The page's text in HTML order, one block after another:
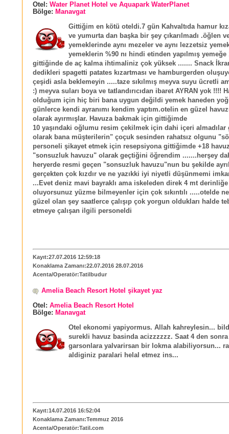
Otel: Water Planet Hotel ve Aquapark WaterPlanet
Bölge: Manavgat
Gittiğim en kötü oteldi.7 gün Kahvaltıda hamur
ve yumurta dan başka bir şey çıkarılmadı .öğlen
yemeklerinde aynı mezeler ve aynı lezzetsiz
yemeklerin %90 nı hindi etinden yapılmış yemeğe
gittiğinde de aç kalma ihtimaliniz çok yüksek ....... Snack
dedikleri spagetti patates kızartması ve hamburgerden
çeşidi asla beklemeyin .....taze sıkılmış meyva suyu ücretli
:) meyva suları boya ve tatlandırıcıdan ibaret AYRAN yok !!!!
olduğum için hiç biri bana uygun değildi yemek haneden
günlerce kendi ayranımı kendim yaptım.otelin en güzel
olarak ayırmışlar. Havuza bakmak için gittiğimde
10 yaşındaki oğlumu resim çekilmek için dahi içeri almadılar
olarak bana müşterilerin" çoçuk sesinden rahatsız olgunu
personeli şikayet etmek için resepsiyona gittiğimde +18
"sonsuzluk havuzu" olarak geçtiğini öğrendim .......herşey
heryerde resmi geçen "sonsuzluk havuzu"nun bu şekilde
gerçekten çok kızdır ve ne yazıkki iyi niyetli düşünmemi
...Evet deniz mavi bayraklı ama iskeleden direk 4 mt
oluyorsunuz yüzme bilmeyenler için çok sıkıntılı .....otelde
güzel olan şey saatlerce çalışıp çok yorgun oldukları halde
etmeye çalışan ilgili personeldi
Kayıt:27.07.2016 12:59:18
Konaklama Zamanı:22.07.2016 28.07.2016
Acenta/Operatör:Tatilbudur
Amelia Beach Resort Hotel şikayet yaz
Otel: Amelia Beach Resort Hotel
Bölge: Manavgat
Otel ekonomi yapiyormus. Allah kahreylesin...
surekli havuz basinda acizzzzzz. Saat 4 den sonra
garsonlara yalvarirsan bir lokma alabiliyorsun...
aldiginiz paralari helal etmez ins...
Kayıt:14.07.2016 16:52:04
Konaklama Zamanı:Temmuz 2016
Acenta/Operatör:Tatil.com